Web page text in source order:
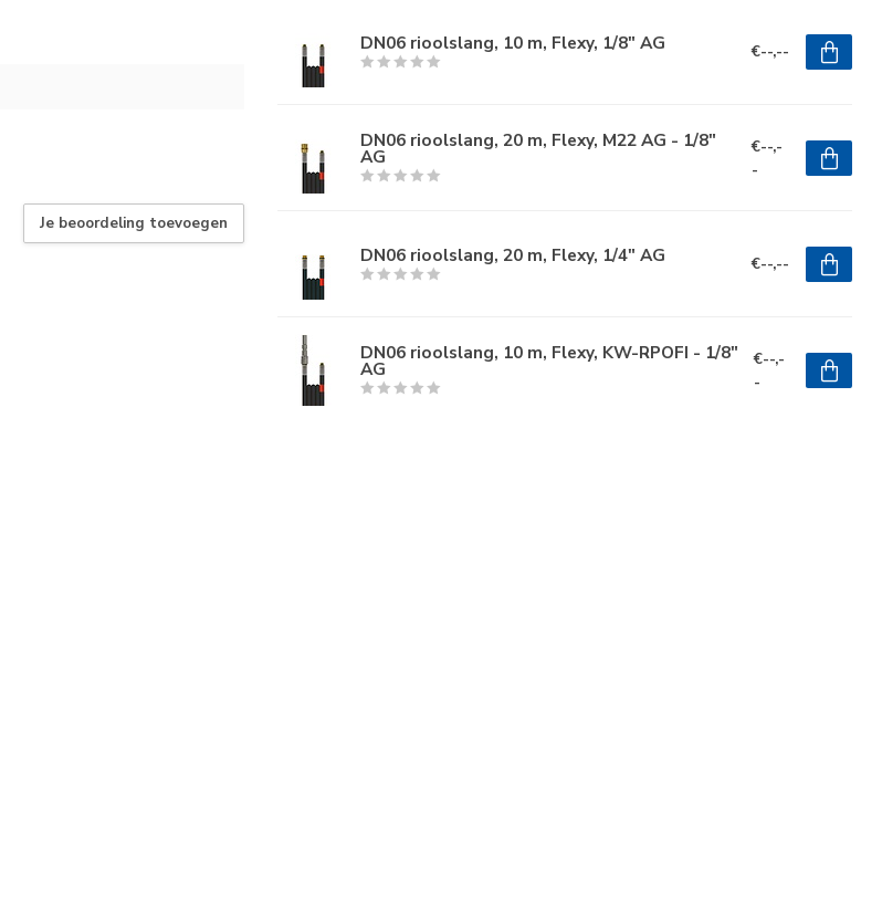
Je beoordeling toevoegen
DN06 rioolslang, 10 m, Flexy, 1/8" AG €--,--
DN06 rioolslang, 20 m, Flexy, M22 AG - 1/8"
AG
€--,-
-
DN06 rioolslang, 20 m, Flexy, 1/4" AG €--,--
DN06 rioolslang, 10 m, Flexy, KW-RPOFI - 1/8"
AG
€--,-
-